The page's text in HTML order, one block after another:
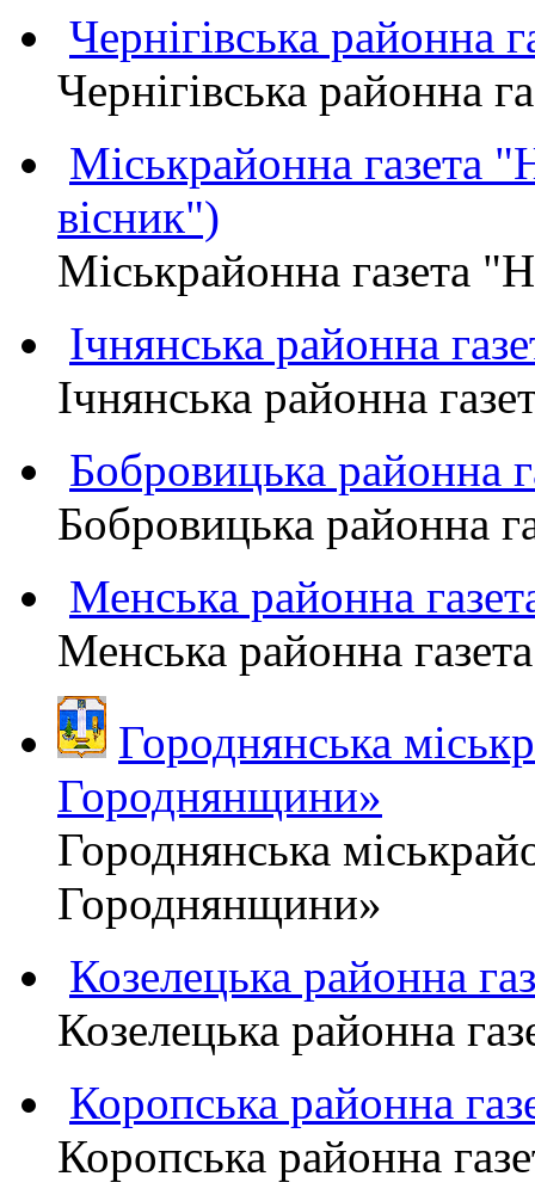
Чернігівська
Чернігівська
Міськрайонна
вісник")
Міськрайонна газета
Ічнянська районна
Ічнянська районна
Бобровицька
Бобровицька
Менська районна
Менська районна
Городнянська
Городнянщини»
Городнянська
Городнянщини»
Козелецька районна
Козелецька районна
Коропська районна
Коропська районна